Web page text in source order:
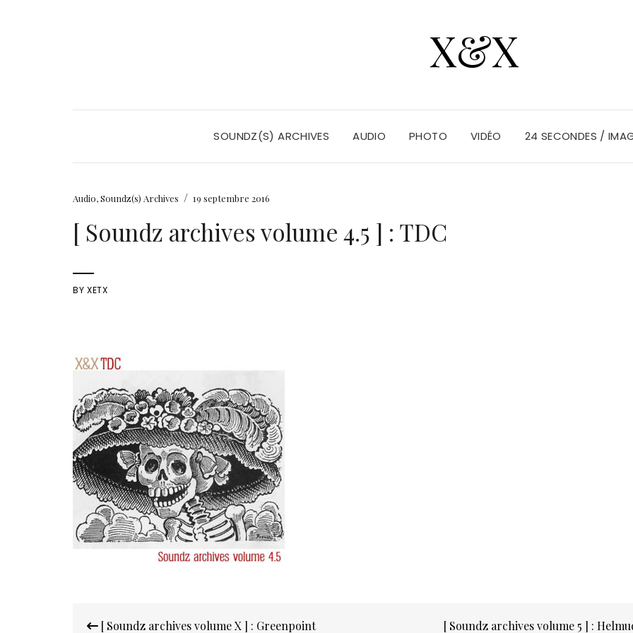
X&X
SOUNDZ(S) ARCHIVES AUDIO PHOTO VIDÉO 24 SECONDES /
Audio,Soundz(s) Archives / 19 septembre 2016
[ Soundz archives volume 4.5 ] : TDC
BYXETX
[ Soundz archives volume X ] : Greenpoint [ Soundz archives volume 5 ] :